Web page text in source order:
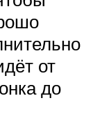
от
до